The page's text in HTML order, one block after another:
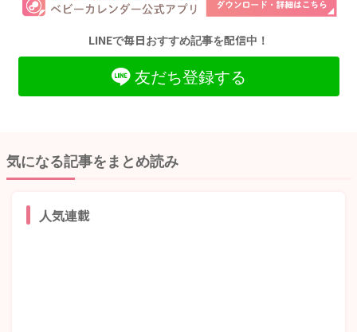
LINEで毎日おすすめ記事を配信中！
友だち登録する
気になる記事をまとめ読み
人気連載